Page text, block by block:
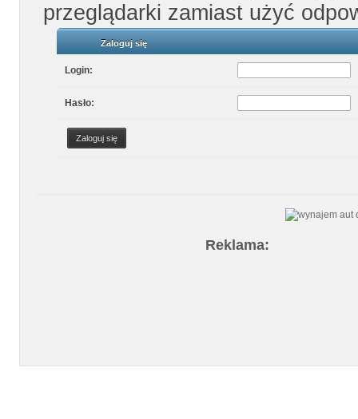
przeglądarki zamiast użyć
Zaloguj się
Login:
Hasło:
Reklama: